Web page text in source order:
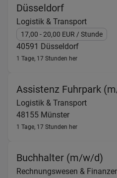
Düsseldorf(Logistik &
Logistik & Transport
17,00 - 20,00 EUR / Stunde
40591 Düsseldorf
1 Tage, 17 Stunden her
Assistenz Fuhrpark
Logistik & Transport
48155 Münster
1 Tage, 17 Stunden her
Buchhalter (m/w/d)
Rechnungswesen &